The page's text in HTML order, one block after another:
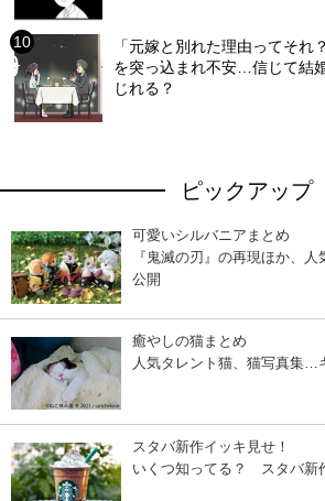
「元嫁と別れた理由ってそれ
を突っ込まれ不安…信じて結
じれる？
ピックアップ
可愛いシルバニアまとめ
『鬼滅の刃』の再現ほか、
公開
癒やしの猫まとめ
人気タレント猫、猫写真集…
スタバ新作イッキ見せ！
いくつ知ってる？ スタバ新